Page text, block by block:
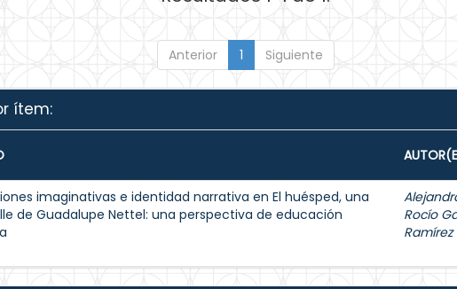
Anterior 1 Siguiente
ítem:
imaginativas e identidad narrativa en El huésped, una
de Guadalupe Nettel: una perspectiva de educación
Rocío
Ramírez